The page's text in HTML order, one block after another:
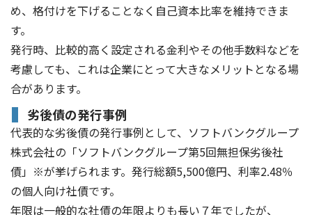
め、格付けを下げることなく自己資本比率を維持できま
す。
発行時、比較的高く設定される金利やその他手数料などを
考慮しても、これは企業にとって大きなメリットとなる場
合があります。
劣後債の発行事例
代表的な劣後債の発行事例として、ソフトバンクグループ
株式会社の「ソフトバンクグループ第5回無担保劣後社
債」※が挙げられます。発行総額5,500億円、利率2.48％
の個人向け社債です。
年限は一般的な社債の年限よりも長い７年でしたが、